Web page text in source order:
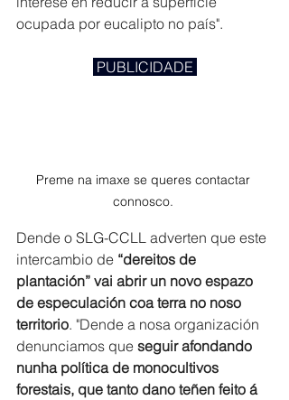
ocupada por eucalipto no país".
PUBLICIDADE
Preme na imaxe se queres contactar
connosco.
Dende o SLG-CCLL adverten que este
intercambio de “dereitos de
plantación” vai abrir un novo espazo
de especulación coa terra no noso
territorio. "Dende a nosa organización
denunciamos que seguir afondando
nunha política de monocultivos
forestais, que tanto dano teñen feito á